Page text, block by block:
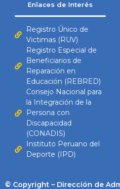
Enlaces de Interés
Registro Único de
Victimas (RUV)
Registro Especial de
Beneficiarios de
Reparación en
Educación (REBRED)
Consejo Nacional para
la Integración de la
Persona con
Discapacidad
(CONADIS)
Instituto Peruano del
Deporte (IPD)
© Copyright – Dirección de